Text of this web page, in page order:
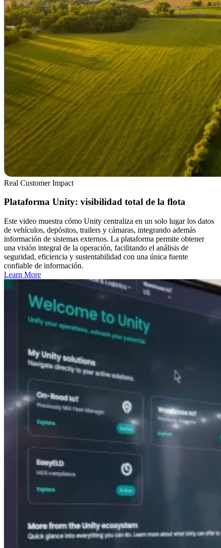
Real Customer Impact
Plataforma Unity: visibilidad total de la flota
Este video muestra cómo Unity centraliza en un solo lugar los datos
de vehículos, depósitos, trailers y cámaras, integrando además
información de sistemas externos. La plataforma permite obtener
una visión integral de la operación, facilitando el análisis de
seguridad, eficiencia y sustentabilidad con una única fuente
confiable de información.
Learn More